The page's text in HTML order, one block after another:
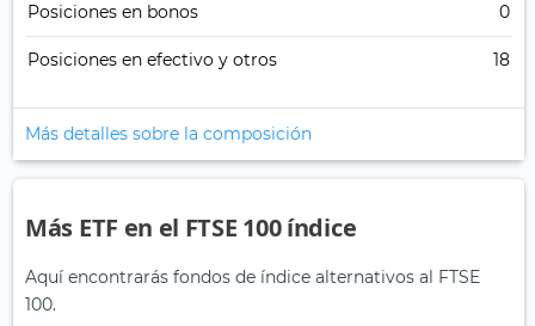
Posiciones en bonos 0
Posiciones en efectivo y otros 18
Más detalles sobre la composición
Más ETF en el FTSE 100 índice
Aquí encontrarás fondos de índice alternativos al FTSE
100.